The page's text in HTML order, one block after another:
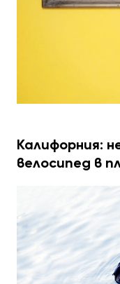
Калифорния:
велосипед в